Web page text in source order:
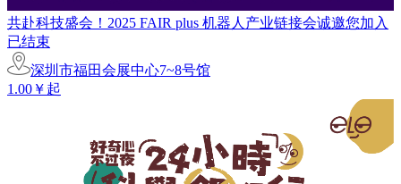
共赴科技盛会！2025 FAIR plus 机器人产业链接会诚邀您加入
已结束
深圳市福田会展中心7~8号馆
1.00￥起